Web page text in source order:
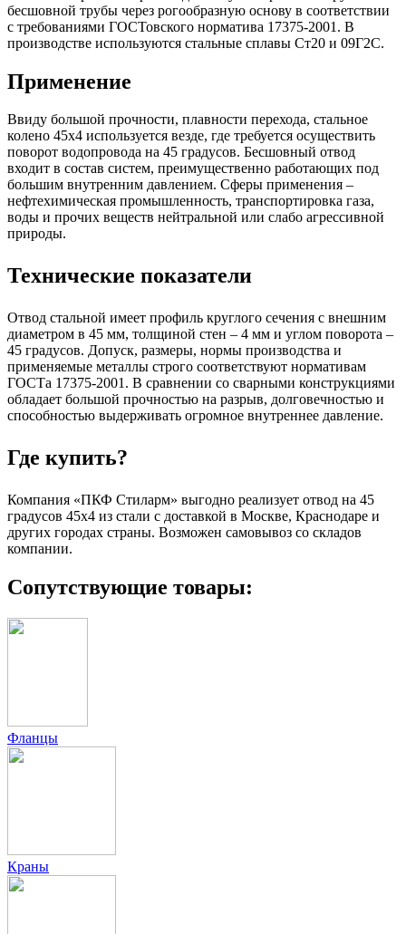
бесшовной трубы через рогообразную основу в соответствии
с требованиями ГОСТовского норматива 17375-2001. В
производстве используются стальные сплавы Ст20 и 09Г2С.
Применение
Ввиду большой прочности, плавности перехода, стальное
колено 45х4 используется везде, где требуется осуществить
поворот водопровода на 45 градусов. Бесшовный отвод
входит в состав систем, преимущественно работающих под
большим внутренним давлением. Сферы применения –
нефтехимическая промышленность, транспортировка газа,
воды и прочих веществ нейтральной или слабо агрессивной
природы.
Технические показатели
Отвод стальной имеет профиль круглого сечения с внешним
диаметром в 45 мм, толщиной стен – 4 мм и углом поворота –
45 градусов. Допуск, размеры, нормы производства и
применяемые металлы строго соответствуют нормативам
ГОСТа 17375-2001. В сравнении со сварными конструкциями
обладает большой прочностью на разрыв, долговечностью и
способностью выдерживать огромное внутреннее давление.
Где купить?
Компания «ПКФ Стиларм» выгодно реализует отвод на 45
градусов 45х4 из стали с доставкой в Москве, Краснодаре и
других городах страны. Возможен самовывоз со складов
компании.
Сопутствующие товары:
Фланцы
Краны